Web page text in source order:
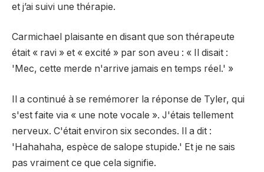
et j’ai suivi une thérapie.
Carmichael plaisante en disant que son thérapeute
était « ravi » et « excité » par son aveu : « Il disait :
'Mec, cette merde n'arrive jamais en temps réel.' »
Il a continué à se remémorer la réponse de Tyler, qui
s'est faite via « une note vocale ». J'étais tellement
nerveux. C'était environ six secondes. Il a dit :
'Hahahaha, espèce de salope stupide.' Et je ne sais
pas vraiment ce que cela signifie.